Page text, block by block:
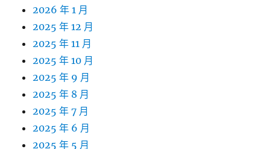
2026 年 1 月
2025 年 12 月
2025 年 11 月
2025 年 10 月
2025 年 9 月
2025 年 8 月
2025 年 7 月
2025 年 6 月
2025 年 5 月